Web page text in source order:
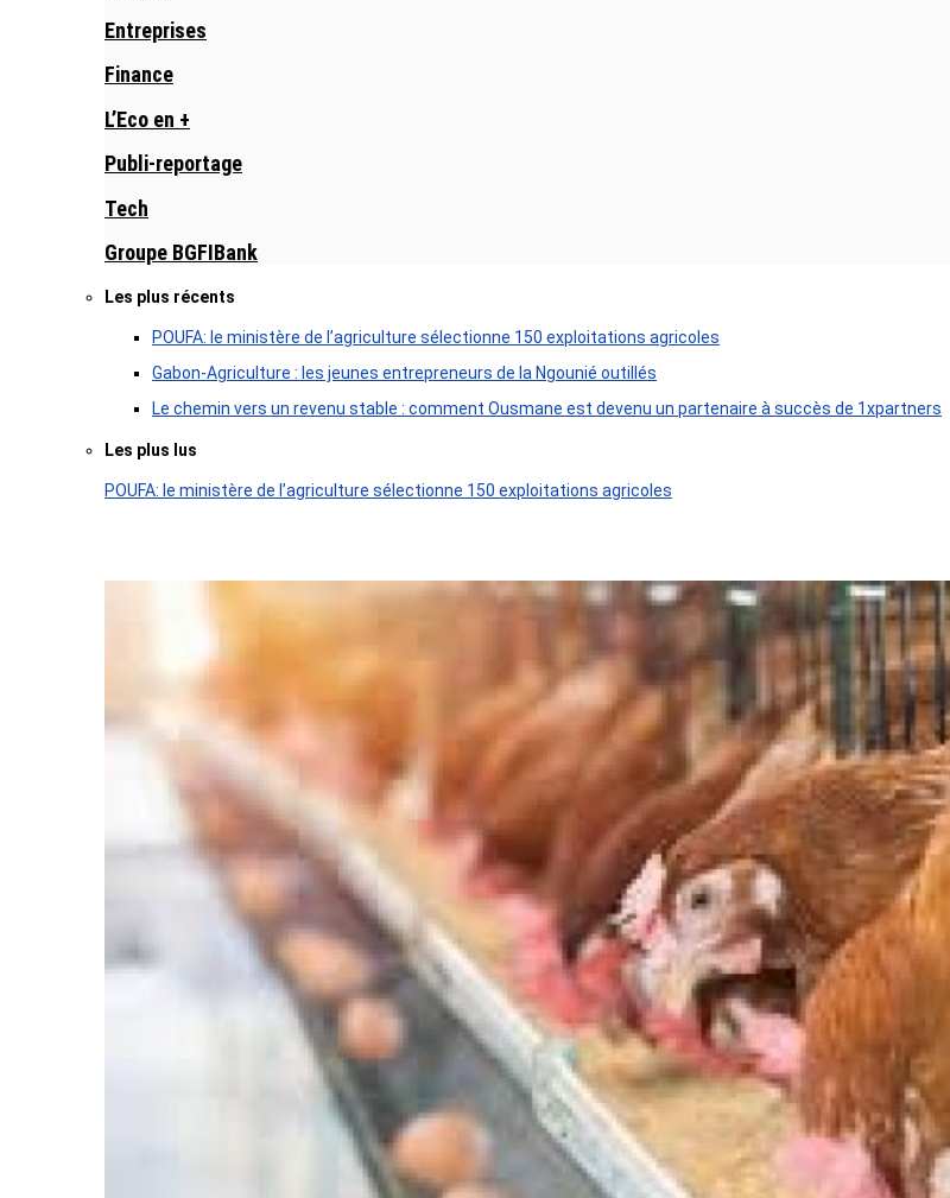
Entreprises
Finance
L’Eco en +
Publi-reportage
Tech
Groupe BGFIBank
Les plus récents
POUFA: le ministère de l’agriculture sélectionne 150 exploitations agricoles
Gabon-Agriculture : les jeunes entrepreneurs de la Ngounié outillés
Le chemin vers un revenu stable : comment Ousmane est devenu un partenaire à succès de 1xpartners
Les plus lus
POUFA: le ministère de l’agriculture sélectionne 150 exploitations agricoles